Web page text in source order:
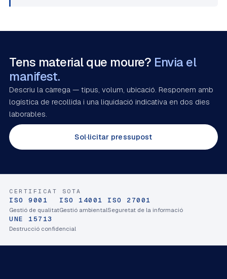
Tens material que moure? Envia el
manifest.
Descriu la càrrega — tipus, volum, ubicació. Responem amb
logística de recollida i una liquidació indicativa en dos dies
laborables.
Sol·licitar pressupost
CERTIFICAT SOTA
ISO 9001
Gestió de qualitat
ISO 14001
Gestió ambiental
ISO 27001
Seguretat de la informació
UNE 15713
Destrucció confidencial